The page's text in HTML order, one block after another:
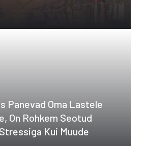
Panevad Oma Lastele
On Rohkem Seotud
Kui Muude